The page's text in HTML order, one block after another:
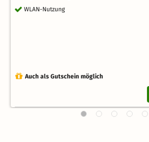
WLAN-Nutzung
Auch als Gutschein möglich